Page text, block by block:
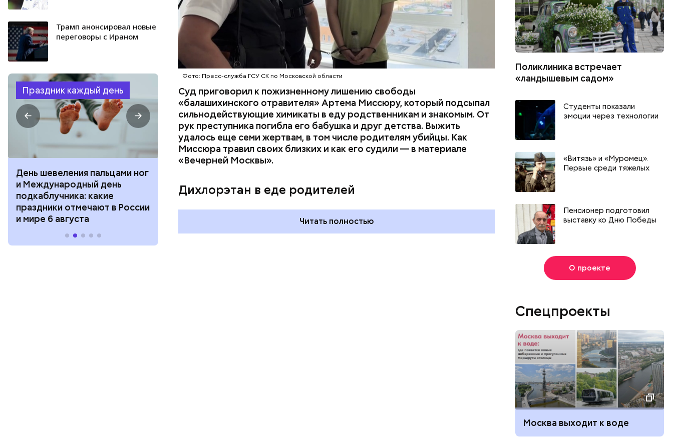
Трамп анонсировал новые
переговоры с Ираном
Праздник каждый день
День шевеления пальцами ног
и Международный день
подкаблучника: какие
праздники отмечают в России
и мире 6 августа
горизонта и День пьяного
курсанта: какие праздники
отмечают в России и мире 5
День шампанского: какие
праздники отмечают в России
и мире 4 августа
День арбуза и День поцелуев
с зеркалом: какие праздники
отмечают в России и мире 3
августа
День
отмечают в
августа
Фото: Пресс-служба ГСУ СК по Московской области
Суд приговорил к пожизненному лишению свободы
«балашихинского отравителя» Артема Миссюру, который подсыпал
сильнодействующие химикаты в еду родственникам и знакомым. От
рук преступника погибла его бабушка и друг детства. Выжить
удалось еще семи жертвам, в том числе родителям убийцы. Как
Миссюра травил своих близких и как его судили — в материале
«Вечерней Москвы».
Дихлорэтан в еде родителей
Читать полностью
Поликлиника встречает
«ландышевым садом»
Студенты показали
эмоции через технологии
«Витязь» и «Муромец».
Первые среди тяжелых
Пенсионер подготовил
выставку ко Дню Победы
О проекте
Спецпроекты
Москва выходит к воде